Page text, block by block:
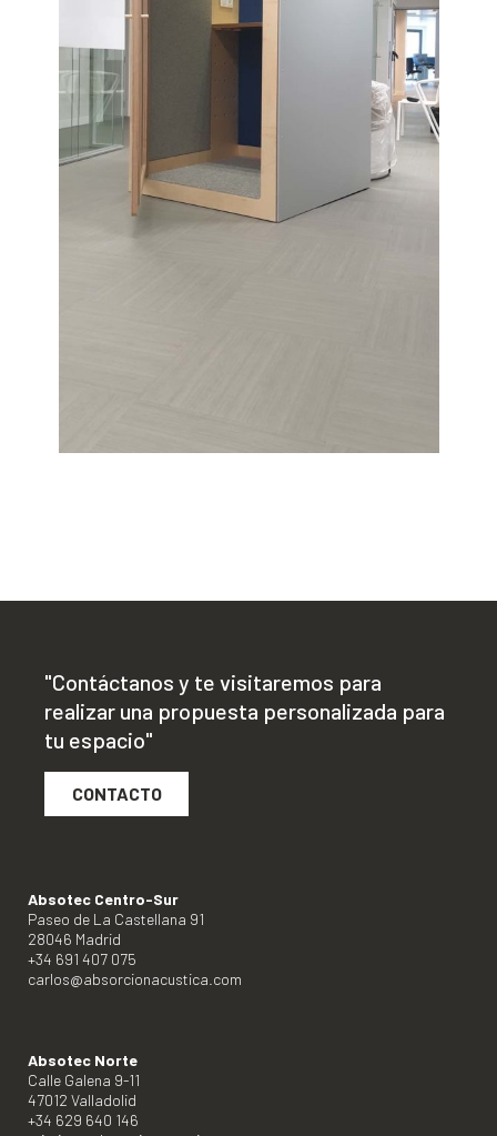
"Contáctanos y te visitaremos para
realizar una propuesta personalizada para
tu espacio"
CONTACTO
Absotec Centro-Sur
Paseo de La Castellana 91
28046 Madrid
+34 691 407 075
carlos@absorcionacustica.com
Absotec Norte
Calle Galena 9-11
47012 Valladolid
+34 629 640 146